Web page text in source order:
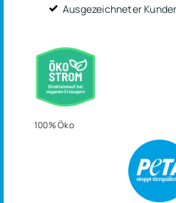
Ausgezeichneter
100% Öko